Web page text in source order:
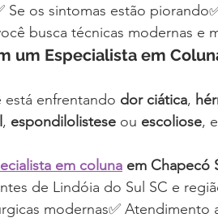
os sintomas estão
busca técnicas modernas e
um Especialista em
está enfrentando dor ciática,
, espondilolistese ou escoliose,
em coluna em Chapecó
de Lindóia do Sul SC e
modernas✅ Atendimento